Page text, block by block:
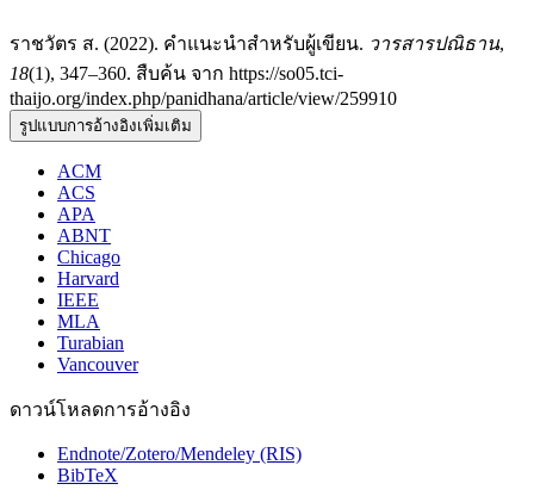
ราชวัตร ส. (2022). คำแนะนำสำหรับผู้เขียน. วารสารปณิธาน,
18(1), 347–360. สืบค้น จาก https://so05.tci-
thaijo.org/index.php/panidhana/article/view/259910
รูปแบบการอ้างอิงเพิ่มเติม
ACM
ACS
APA
ABNT
Chicago
Harvard
IEEE
MLA
Turabian
Vancouver
ดาวน์โหลดการอ้างอิง
Endnote/Zotero/Mendeley (RIS)
BibTeX